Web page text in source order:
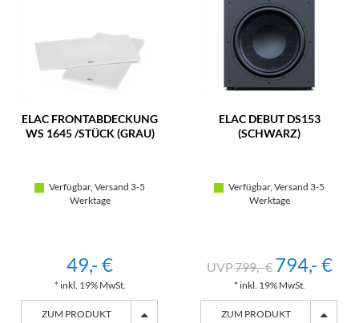
ELAC FRONTABDECKUNG
WS 1645 /STÜCK (GRAU)
Verfügbar, Versand 3-5
Werktage
49,- €
* inkl. 19% MwSt.
ZUM PRODUKT
ELAC DEBUT DS153
(SCHWARZ)
Verfügbar, Versand 3-5
Werktage
799,- € 794,- €
* inkl. 19% MwSt.
ZUM PRODUKT